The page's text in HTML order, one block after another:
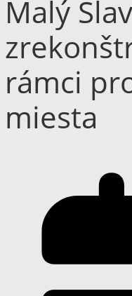
Malý
rámci
miesta